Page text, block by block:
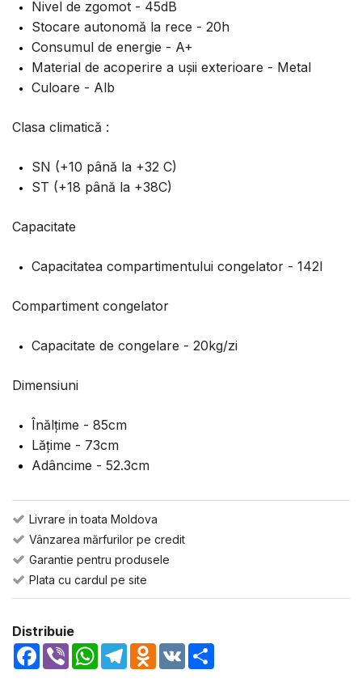
Nivel de zgomot - 45dB
Stocare autonomă la rece - 20h
Consumul de energie - A+
Material de acoperire a ușii exterioare - Metal
Culoare - Alb
Clasa climatică :
SN (+10 până la +32 C)
ST (+18 până la +38C)
Capacitate
Capacitatea compartimentului congelator - 142l
Compartiment congelator
Capacitate de congelare - 20kg/zi
Dimensiuni
Înălțime - 85cm
Lățime - 73cm
Adâncime - 52.3cm
Livrare in toata Moldova
Vânzarea mărfurilor pe credit
Garantie pentru produsele
Plata cu cardul pe site
Distribuie
Facebook
Viber WhatsApp
TelegramOdnoklassniki
VK